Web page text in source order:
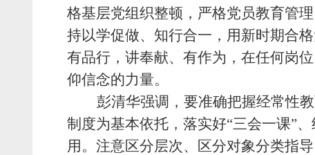
格基层党组织整顿，严格党员教育管
持以学促做、知行合一，用新时期合
有品行，讲奉献、有作为，在任何岗
仰信念的力量。
彭清华强调，要准确把握经常性
制度为基本依托，落实好“三会一课”
用。注意区分层次、区分对象分类指